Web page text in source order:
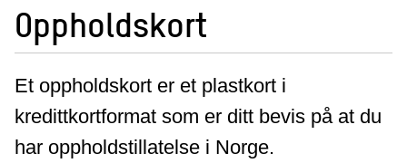
Oppholdskort
Et oppholdskort er et plastkort i
kredittkortformat som er ditt bevis på at du
har oppholdstillatelse i Norge.